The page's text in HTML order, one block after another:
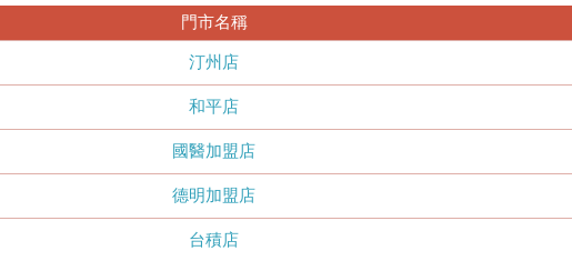
門市名稱
汀州店
和平店
國醫加盟店
德明加盟店
台積店